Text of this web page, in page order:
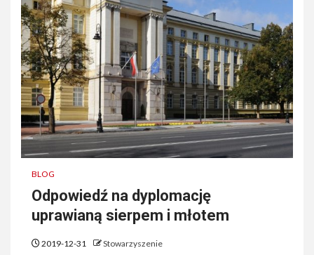
BLOG
Odpowiedź na dyplomację
uprawianą sierpem i młotem
2019-12-31 Stowarzyszenie